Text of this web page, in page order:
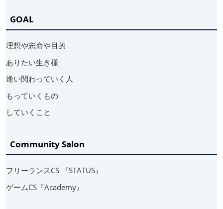
GOAL
理想や志命や目的
ありたい生き様
逢い関わっていく人
もっていくもの
していくこと
Community Salon
フリーランスCS 『STATUS』
ゲームCS『Academy』